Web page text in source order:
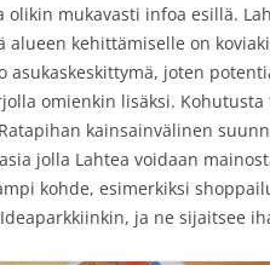
mukavasti infoa esillä.
alueen kehittämiselle on
joten
omienkin lisäksi.
kainsainvälinen
jolla Lahtea voidaan
kohde, esimerkiksi
ja ne sijaitsee